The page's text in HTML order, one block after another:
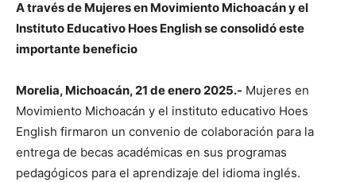
A través de Mujeres en Movimiento Michoacán y el
Instituto Educativo Hoes English se consolidó este
importante beneficio
Morelia, Michoacán, 21 de enero 2025.- Mujeres en
Movimiento Michoacán y el instituto educativo Hoes
English firmaron un convenio de colaboración para la
entrega de becas académicas en sus programas
pedagógicos para el aprendizaje del idioma inglés.